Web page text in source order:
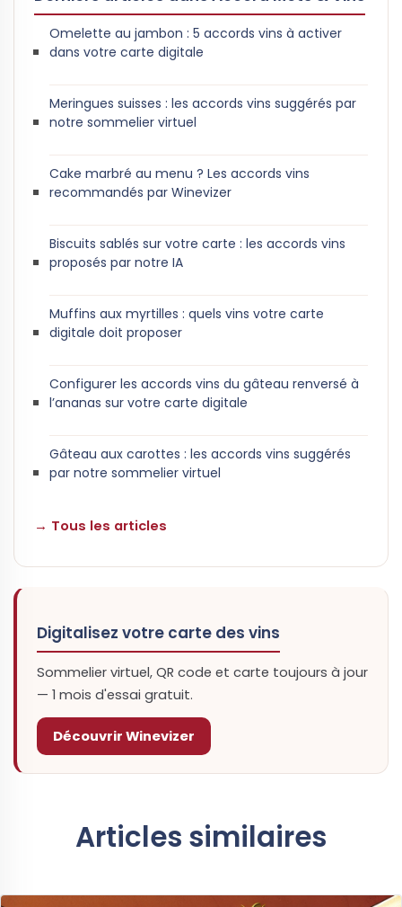
Omelette au jambon : 5 accords vins à activer
dans votre carte digitale
Meringues suisses : les accords vins suggérés par
notre sommelier virtuel
Cake marbré au menu ? Les accords vins
recommandés par Winevizer
Biscuits sablés sur votre carte : les accords vins
proposés par notre IA
Muffins aux myrtilles : quels vins votre carte
digitale doit proposer
Configurer les accords vins du gâteau renversé à
l’ananas sur votre carte digitale
Gâteau aux carottes : les accords vins suggérés
par notre sommelier virtuel
→ Tous les articles
Digitalisez votre carte des vins
Sommelier virtuel, QR code et carte toujours à jour
— 1 mois d'essai gratuit.
Découvrir Winevizer
Articles similaires